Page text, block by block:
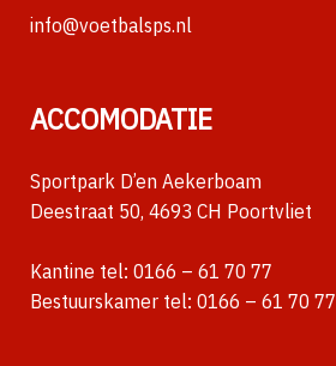
info@voetbalsps.nl
ACCOMODATIE
Sportpark D’en Aekerboam
Deestraat 50, 4693 CH Poortvliet
Kantine tel: 0166 – 61 70 77
Bestuurskamer tel: 0166 – 61 70 77